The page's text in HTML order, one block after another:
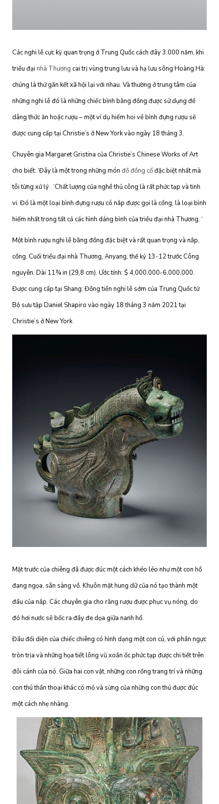
Các nghi lễ cực kỳ quan trọng ở Trung Quốc cách đây 3.000 năm, khi
triều đại nhà Thương cai trị vùng trung lưu và hạ lưu sông Hoàng Hà:
chúng là thứ gắn kết xã hội lại với nhau. Và thường ở trung tâm của
những nghi lễ đó là những chiếc bình bằng đồng được sử dụng để
dâng thức ăn hoặc rượu – một ví dụ hiếm hoi về bình đựng rượu sẽ
được cung cấp tại Christie’s ở New York vào ngày 18 tháng 3.
Chuyên gia Margaret Gristina của Christie’s Chinese Works of Art
cho biết: ‘Đây là một trong những món đồ đồng cổđặc biệt nhất mà
tôi từng xử lý . ‘Chất lượng của nghề thủ công là rất phức tạp và tinh
vi. Đó là một loại bình đựng rượu có nắp được gọi là cồng, là loại bình
hiếm nhất trong tất cả các hình dáng bình của triều đại nhà Thương. ‘
Một bình rượu nghi lễ bằng đồng đặc biệt và rất quan trọng và nắp,
cồng. Cuối triều đại nhà Thương, Anyang, thế kỷ 13-12 trước Công
nguyên. Dài 11¾ in (29,8 cm). Ước tính: $ 4,000,000-6,000,000.
Được cung cấp tại Shang: Đồng tiền nghi lễ sớm của Trung Quốc từ
Bộ sưu tập Daniel Shapiro vào ngày 18 tháng 3 năm 2021 tại
Christie’s ở New York
Mặt trước của chiêng đã được đúc một cách khéo léo như một con hổ
đang ngọa, sẵn sàng vồ. Khuôn mặt hung dữ của nó tạo thành một
đầu của nắp. Các chuyên gia cho rằng rượu được phục vụ nóng, do
đó hơi nước sẽ bốc ra đầy đe dọa giữa nanh hổ.
Đầu đối diện của chiếc chiêng có hình dạng một con cú, với phần ngực
tròn trịa và những họa tiết lông vũ xoắn ốc phức tạp được chi tiết trên
đôi cánh của nó. Giữa hai con vật, những con rồng trang trí và những
con thú thần thoại khác có mỏ và sừng của những con thú được đúc
một cách nhẹ nhàng.